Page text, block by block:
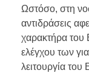
Ωστόσο, στη
αντιδράσεις
χαρακτήρα του
ελέγχου των
λειτουργία του